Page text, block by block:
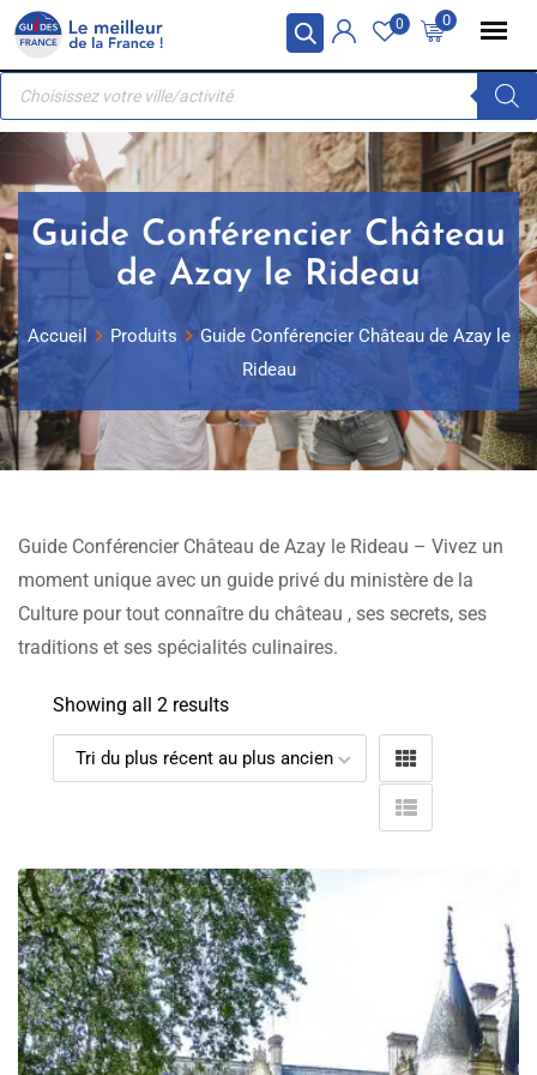
Panneau de gestion des cookies
Skip
content
0
0
Recherche
produits
Guide Conférencier Château
de Azay le Rideau
Accueil Produits
Guide Conférencier Château de Azay le
Rideau
Guide Conférencier Château de Azay le Rideau – Vivez un
moment unique avec un guide privé du ministère de la
Culture pour tout connaître du château , ses secrets, ses
traditions et ses spécialités culinaires.
Showing all 2 results